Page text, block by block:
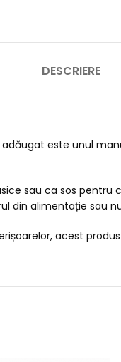
DESCRIERE
este unul
sau ca sos
din alimentație sau
acest